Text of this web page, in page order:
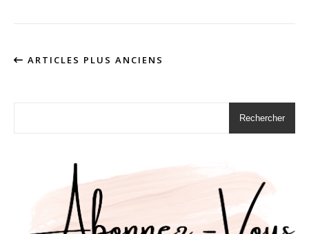
ARTICLES PLUS ANCIENS
Rechercher